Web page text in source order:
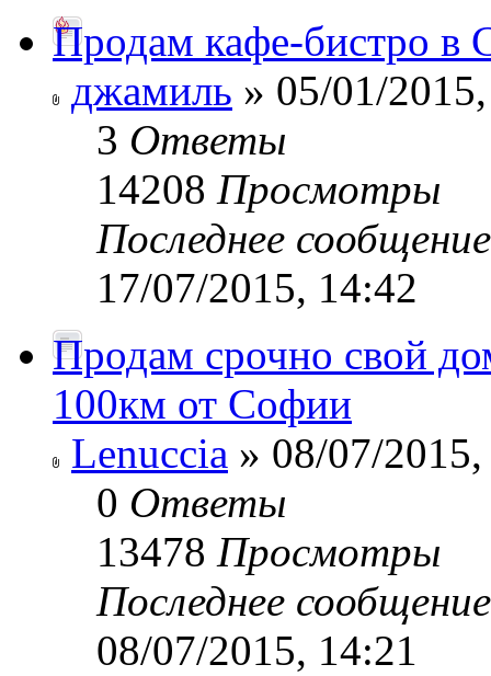
Продам кафе-бистро в
джамиль » 05/01/
3 Ответы
14208 Просмотры
Последнее
17/07/2015, 14:42
Продам срочно свой
100км от Софии
Lenuccia » 08/07/
0 Ответы
13478 Просмотры
Последнее
08/07/2015, 14:21